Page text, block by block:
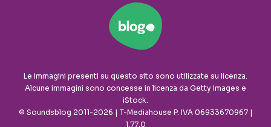
Le immagini presenti su questo sito sono utilizzate su licenza.
Alcune immagini sono concesse in licenza da Getty Images e
iStock.
© Soundsblog 2011-2026 | T-Mediahouse P. IVA 06933670967 |
1.77.0